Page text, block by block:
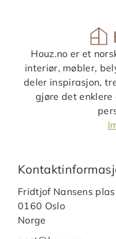
Houz.no er et
interiør, møbler,
deler inspirasjon,
gjøre det enklere
Fridtjof Nansens
0160 Oslo
Norge